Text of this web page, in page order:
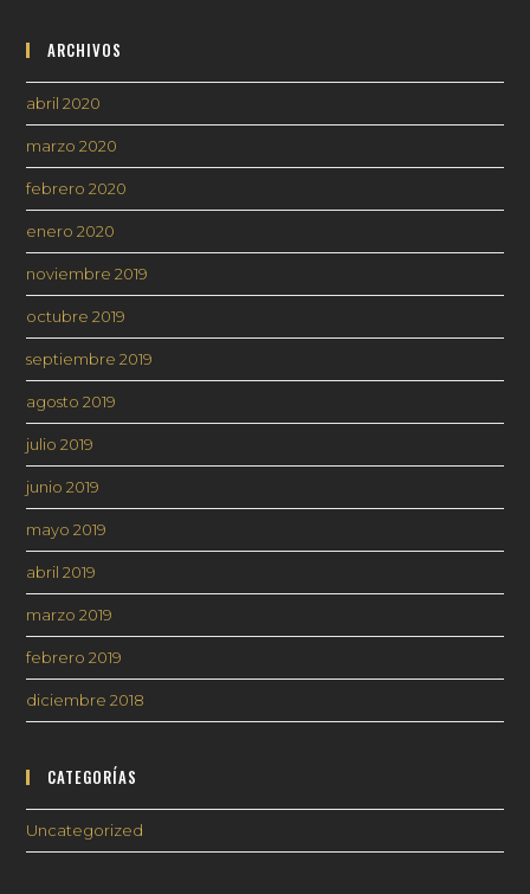
ARCHIVOS
abril 2020
marzo 2020
febrero 2020
enero 2020
noviembre 2019
octubre 2019
septiembre 2019
agosto 2019
julio 2019
junio 2019
mayo 2019
abril 2019
marzo 2019
febrero 2019
diciembre 2018
CATEGORÍAS
Uncategorized